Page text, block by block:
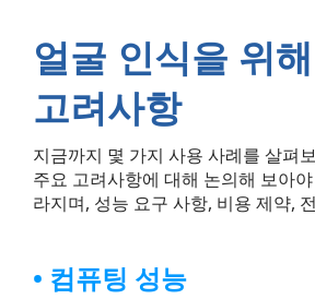
얼굴 인식을 위
고려사항
지금까지 몇 가지 사용 사례를 살펴
주요 고려사항에 대해 논의해 보아
라지며, 성능 요구 사항, 비용 제약,
컴퓨팅 성능